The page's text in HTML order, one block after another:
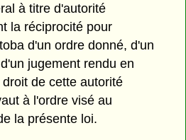
à titre d'autorité
la réciprocité pour
d'un ordre donné, d'un
jugement rendu en
de cette autorité
à l'ordre visé au
la présente loi.